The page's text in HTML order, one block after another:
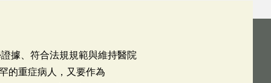
據、符合法規規範與維持醫院
的重症病人，又要作為